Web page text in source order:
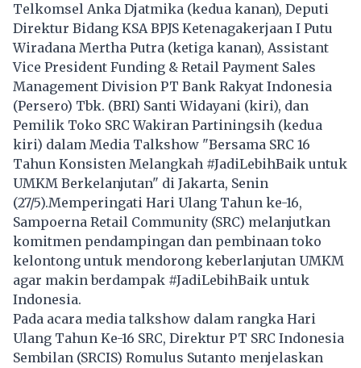
Telkomsel Anka Djatmika (kedua kanan), Deputi
Direktur Bidang KSA BPJS Ketenagakerjaan I Putu
Wiradana Mertha Putra (ketiga kanan), Assistant
Vice President Funding & Retail Payment Sales
Management Division PT Bank Rakyat Indonesia
(Persero) Tbk. (BRI) Santi Widayani (kiri), dan
Pemilik Toko SRC Wakiran Partiningsih (kedua
kiri) dalam Media Talkshow "Bersama SRC 16
Tahun Konsisten Melangkah #JadiLebihBaik untuk
UMKM Berkelanjutan" di Jakarta, Senin
(27/5).Memperingati Hari Ulang Tahun ke-16,
Sampoerna Retail Community (SRC) melanjutkan
komitmen pendampingan dan pembinaan toko
kelontong untuk mendorong keberlanjutan UMKM
agar makin berdampak #JadiLebihBaik untuk
Indonesia.
Pada acara media talkshow dalam rangka Hari
Ulang Tahun Ke-16 SRC, Direktur PT SRC Indonesia
Sembilan (SRCIS) Romulus Sutanto menjelaskan